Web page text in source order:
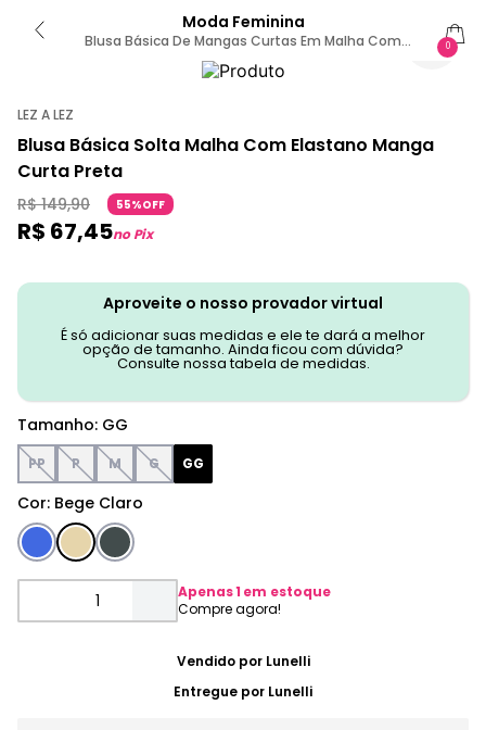
Moda Feminina
Blusa Básica De Mangas Curtas Em Malha Com
Elastano GG / Bege
0
LEZ A LEZ
Blusa Básica Solta Malha Com Elastano Manga
Curta Preta
R$ 149,90 55%OFF
R$ 67,45no Pix
Aproveite o nosso provador virtual
É só adicionar suas medidas e ele te dará a melhor
opção de tamanho. Ainda ficou com dúvida?
Consulte nossa tabela de medidas.
Cor: Bege Claro
Tamanho: GG
PP P M G GG
Apenas1 em estoque
Vendido por Lunelli
Entregue por Lunelli